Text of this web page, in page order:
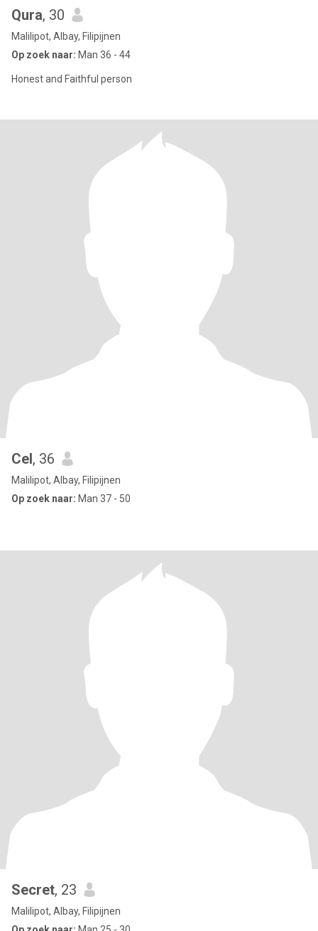
Qura, 30
Malilipot, Albay, Filipijnen
Op zoek naar: Man 36 - 44
Honest and Faithful person
Cel, 36
Malilipot, Albay, Filipijnen
Op zoek naar: Man 37 - 50
Secret, 23
Malilipot, Albay, Filipijnen